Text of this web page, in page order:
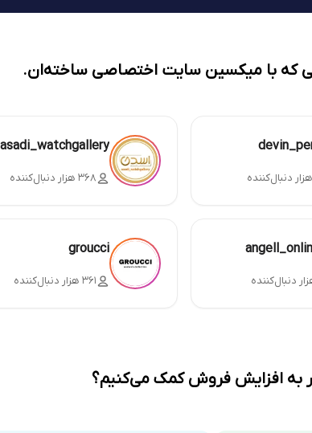
که با میکسین سایت اختصاصی ساخته‌ان.
asadi_watchgallery
۳۶۸ هزار دنبال‌کننده
groucci
۳۶۱ هزار دنبال‌کننده
به افزایش فروش کمک می‌کنیم؟